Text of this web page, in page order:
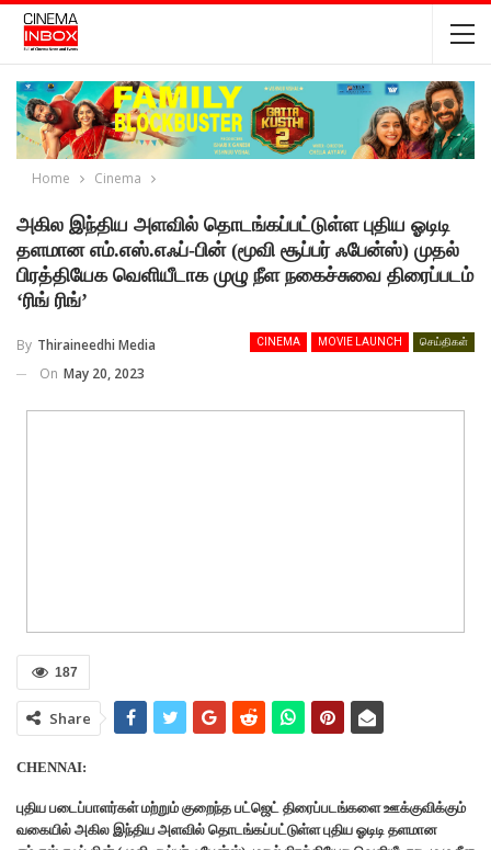
Home Cinema
அகில இந்திய அளவில் தொடங்கப்பட்டுள்ள புதிய ஓடிடி
தளமான எம்.எஸ்.எஃப்-பின் (மூவி சூப்பர் ஃபேன்ஸ்) முதல்
பிரத்தியேக வெளியீடாக முழு நீள நகைச்சுவை திரைப்படம்
‘ரிங் ரிங்’
CINEMA MOVIE LAUNCH செய்திகள்
By Thiraineedhi Media
On May 20, 2023
187
Share
CHENNAI:
புதிய படைப்பாளர்கள் மற்றும் குறைந்த பட்ஜெட் திரைப்படங்களை ஊக்குவிக்கும்
வகையில் அகில இந்திய அளவில் தொடங்கப்பட்டுள்ள புதிய ஓடிடி தளமான